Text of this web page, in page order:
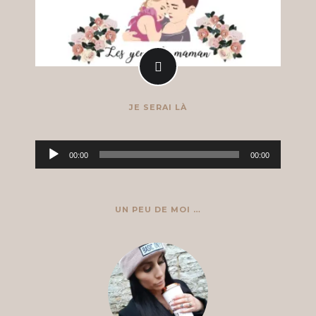
JE SERAI LÀ
Lecteur
audio
00:00 00:00
UN PEU DE MOI …